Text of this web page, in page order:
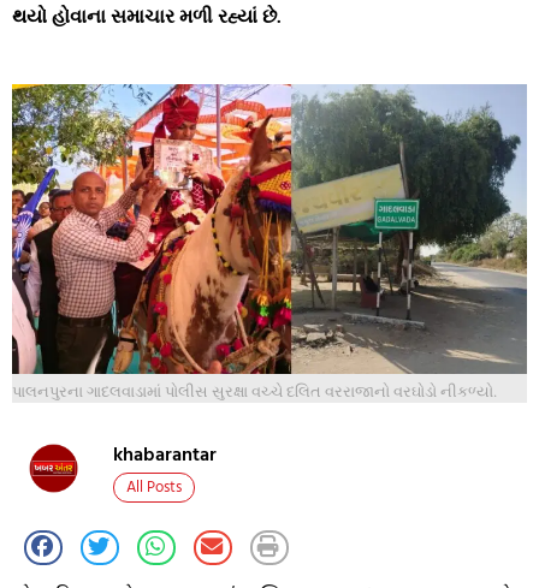
થયો હોવાના સમાચાર મળી રહ્યાં છે.
પાલનપુરના ગાદલવાડામાં પોલીસ સુરક્ષા વચ્ચે દલિત વરરાજાનો વરઘોડો નીકળ્યો.
khabarantar
All Posts